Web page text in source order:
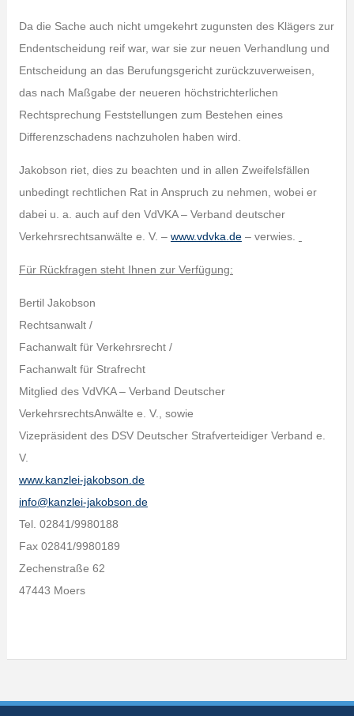
Da die Sache auch nicht umgekehrt zugunsten des Klägers zur
Endentscheidung reif war, war sie zur neuen Verhandlung und
Entscheidung an das Berufungsgericht zurückzuverweisen,
das nach Maßgabe der neueren höchstrichterlichen
Rechtsprechung Feststellungen zum Bestehen eines
Differenzschadens nachzuholen haben wird.
Jakobson riet, dies zu beachten und in allen Zweifelsfällen
unbedingt rechtlichen Rat in Anspruch zu nehmen, wobei er
dabei u. a. auch auf den VdVKA – Verband deutscher
Verkehrsrechtsanwälte e. V. – www.vdvka.de– verwies.
Für Rückfragen steht Ihnen zur Verfügung:
Bertil Jakobson
Rechtsanwalt /
Fachanwalt für Verkehrsrecht /
Fachanwalt für Strafrecht
Mitglied des VdVKA – Verband Deutscher
VerkehrsrechtsAnwälte e. V., sowie
Vizepräsident des DSV Deutscher Strafverteidiger Verband e.
V.
www.kanzlei-jakobson.de
info@kanzlei-jakobson.de
Tel. 02841/9980188
Fax 02841/9980189
Zechenstraße 62
47443 Moers